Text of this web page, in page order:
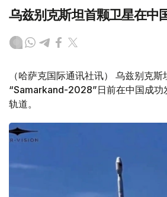
乌兹别克斯坦首颗卫星在中
（哈萨克国际通讯社讯） 乌兹别克斯
“Samarkand-2028”日前在中国成功
轨道。